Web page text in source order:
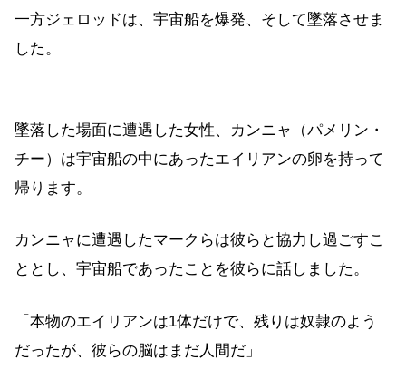
一方ジェロッドは、宇宙船を爆発、そして墜落させま
した。
墜落した場面に遭遇した女性、カンニャ（パメリン・
チー）は宇宙船の中にあったエイリアンの卵を持って
帰ります。
カンニャに遭遇したマークらは彼らと協力し過ごすこ
ととし、宇宙船であったことを彼らに話しました。
「本物のエイリアンは1体だけで、残りは奴隷のよう
だったが、彼らの脳はまだ人間だ」